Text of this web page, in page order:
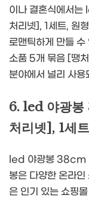
이나 결혼식에서
처리넷], 1세트, 원
로맨틱하게 만들
소품 5개 묶음 [땡
분야에서 널리 사용
6. led 야광봉
처리넷], 1세
led 야광봉 38cm
봉은 다양한 온라
은 인기 있는 쇼핑